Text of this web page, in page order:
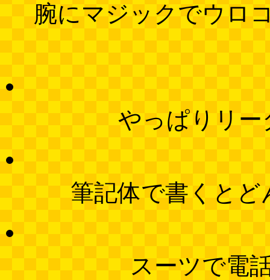
腕にマジックでウロ
やっぱりリ
筆記体で書くと
スーツで電